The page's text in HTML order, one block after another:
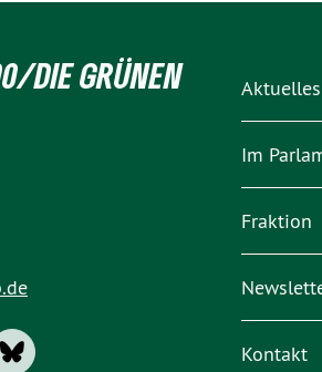
DIE GRÜNEN
Im
Fraktion
Kontakt